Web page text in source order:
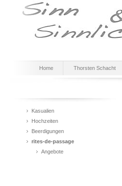
Home Thorsten Schacht
Kasualien
Hochzeiten
Beerdigungen
rites-de-passage
Angebote